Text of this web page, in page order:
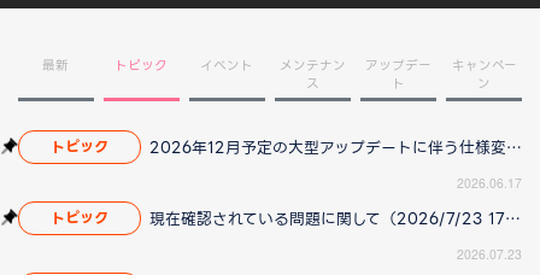
最新 トピック イベント
メンテナン
ス
アップデー
ト
キャンペー
ン
トピック 2026年12月予定の大型アップデートに伴う仕様変更のお知らせ
2026.06.17
トピック 現在確認されている問題に関して（2026/7/23 17:00更新）
2026.07.23